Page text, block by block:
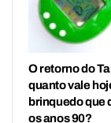
O retorno do
quanto vale
brinquedo que
os anos 90?